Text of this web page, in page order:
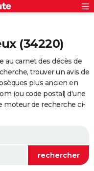
(34220)
au carnet des décès de
trouver un avis de
plus ancien en
(ou code postal) d'une
moteur de recherche ci-